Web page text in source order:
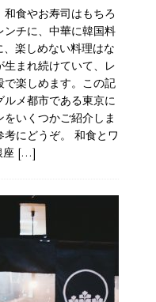
食やお寿司はもちろ
チに、中華に韓国料
楽しめない料理はな
まれ続けていて、レ
楽しめます。この記
メ都市である東京に
いくつかご紹介しま
にどうぞ。 和食とワ
[…]